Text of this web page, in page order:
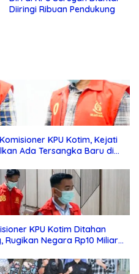
Diiringi Ribuan Pendukung
KPU Kotim, Kejati
Ada Tersangka Baru di
KPU Kotim Ditahan
Rugikan Negara Rp10 Miliar